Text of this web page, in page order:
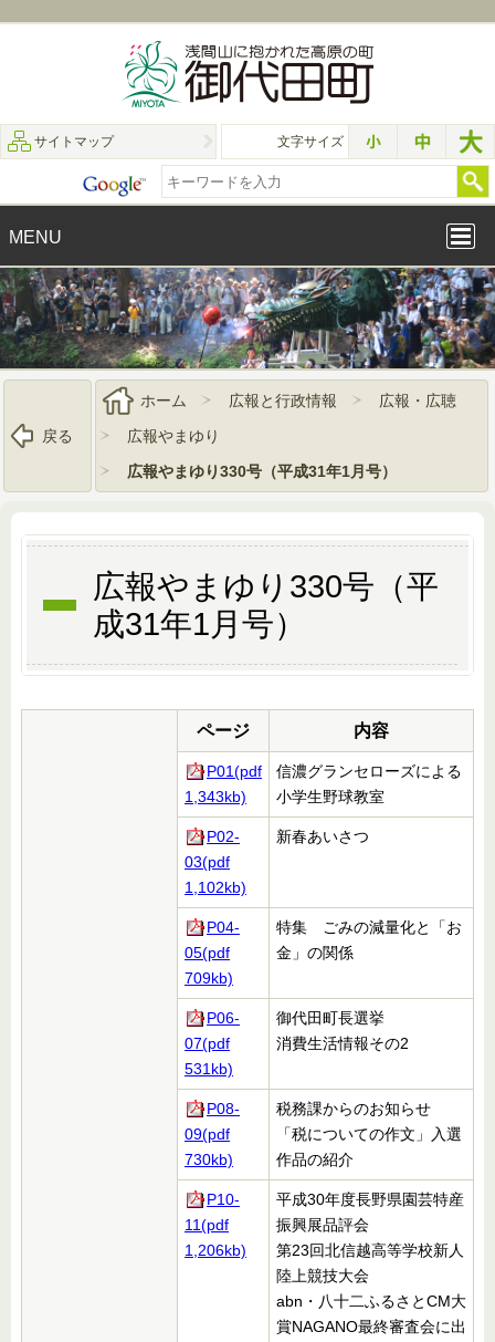
サイトマップ 文字サイズ
MENU
戻る
ホーム 広報と行政情報
広報・広聴
広報やまゆり
広報やまゆり330号（平成31年1月号）
広報やまゆり330号（平
成31年1月号）
ページ 内容
P01(pdf
1,343kb)
信濃グランセローズによる
小学生野球教室
P02-
03(pdf
1,102kb)
新春あいさつ
P04-
05(pdf
709kb)
特集 ごみの減量化と「お
金」の関係
P06-
07(pdf
531kb)
御代田町長選挙
消費生活情報その2
P08-
09(pdf
730kb)
税務課からのお知らせ
「税についての作文」入選
作品の紹介
P10-
11(pdf
1,206kb)
平成30年度長野県園芸特産
振興展品評会
第23回北信越高等学校新人
陸上競技大会
abn・八十二ふるさとCM大
賞NAGANO最終審査会に出